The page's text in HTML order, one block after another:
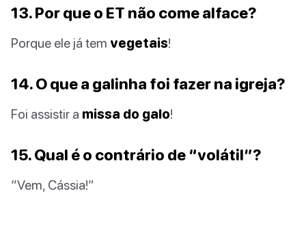
13. Por que o ET não come alface?
Porque ele já tem vegetais!
14. O que a galinha foi fazer na igreja?
Foi assistir a missa do galo!
15. Qual é o contrário de “volátil”?
“Vem, Cássia!”